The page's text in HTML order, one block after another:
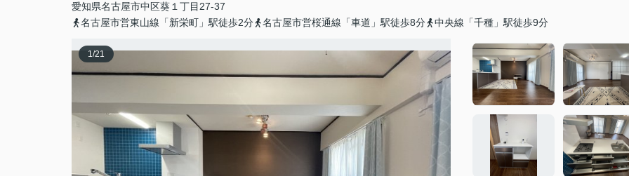
愛知県名古屋市中区葵 １丁目27-37
名古屋市営東山線「新栄町」駅徒歩2分
名古屋市営桜通線「車道」駅徒歩8分 中央線「千種」駅徒歩9分
1/21